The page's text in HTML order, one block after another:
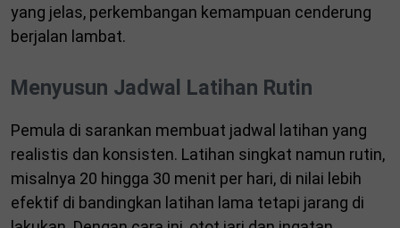
yang jelas, perkembangan kemampuan cenderung
berjalan lambat.
Menyusun Jadwal Latihan Rutin
Pemula di sarankan membuat jadwal latihan yang
realistis dan konsisten. Latihan singkat namun rutin,
misalnya 20 hingga 30 menit per hari, di nilai lebih
efektif di bandingkan latihan lama tetapi jarang di